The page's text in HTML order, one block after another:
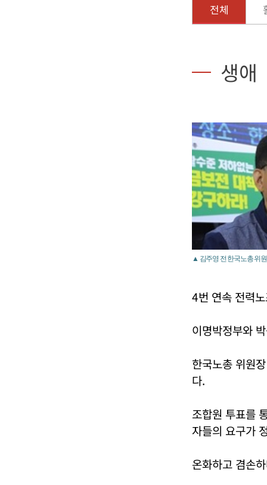
전체
생애
▲ 김주영 전 한국노총 위
4번 연속 전력
이명박정부와
한국노총 위원
다.
조합원 투표를
자들의 요구가
온화하고 겸손